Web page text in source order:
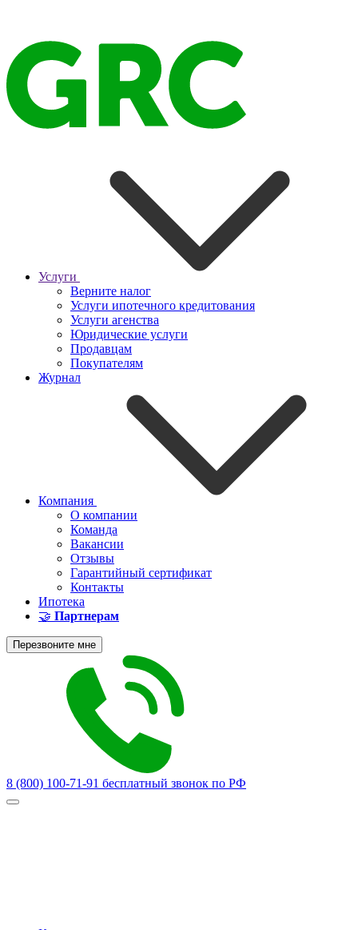
Услуги
Верните налог
Услуги ипотечного кредитования
Услуги агенства
Юридические услуги
Продавцам
Покупателям
Журнал
Компания
О компании
Команда
Вакансии
Отзывы
Гарантийный сертификат
Контакты
Ипотека
🤝 Партнерам
Перезвоните мне
8 (800) 100-71-91 бесплатный звонок по РФ